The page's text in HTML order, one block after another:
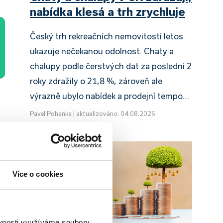
Více o cookies
nabídka klesá a trh zrychluje
Český trh rekreačních nemovitostí letos
ukazuje nečekanou odolnost. Chaty a
chalupy podle čerstvých dat za poslední 2
roky zdražily o 21,8 %, zároveň ale
výrazně ubylo nabídek a prodejní tempo…
Pavel Pohanka aktualizováno: 04.08.2026